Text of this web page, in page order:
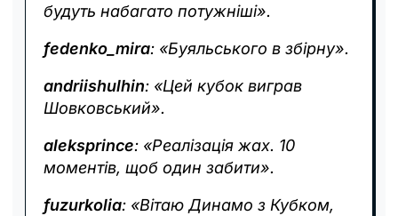
будуть набагато потужніші».
fedenko_mira: «Буяльського в збірну».
andriishulhin: «Цей кубок виграв
Шовковський».
aleksprince: «Реалізація жах. 10
моментів, щоб один забити».
fuzurkolia: «Вітаю Динамо з Кубком,